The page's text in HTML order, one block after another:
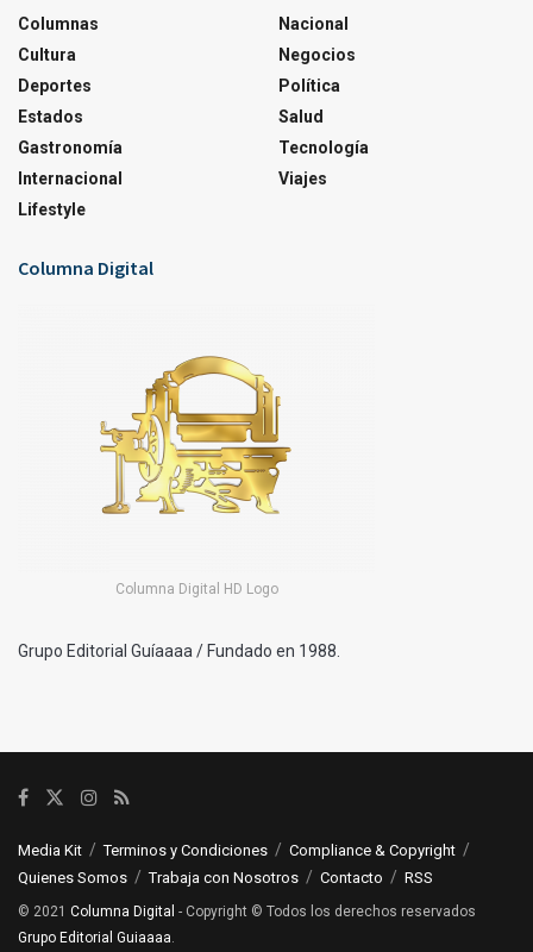
Columnas
Cultura
Deportes
Estados
Gastronomía
Internacional
Lifestyle
Nacional
Negocios
Política
Salud
Tecnología
Viajes
Columna Digital
Columna Digital HD Logo
Grupo Editorial Guíaaaa / Fundado en 1988.
Media Kit Terminos y Condiciones
Compliance & Copyright
Quienes Somos
Trabaja con Nosotros Contacto RSS
© 2021 Columna Digital - Copyright © Todos los derechos reservados
Grupo Editorial Guiaaaa.